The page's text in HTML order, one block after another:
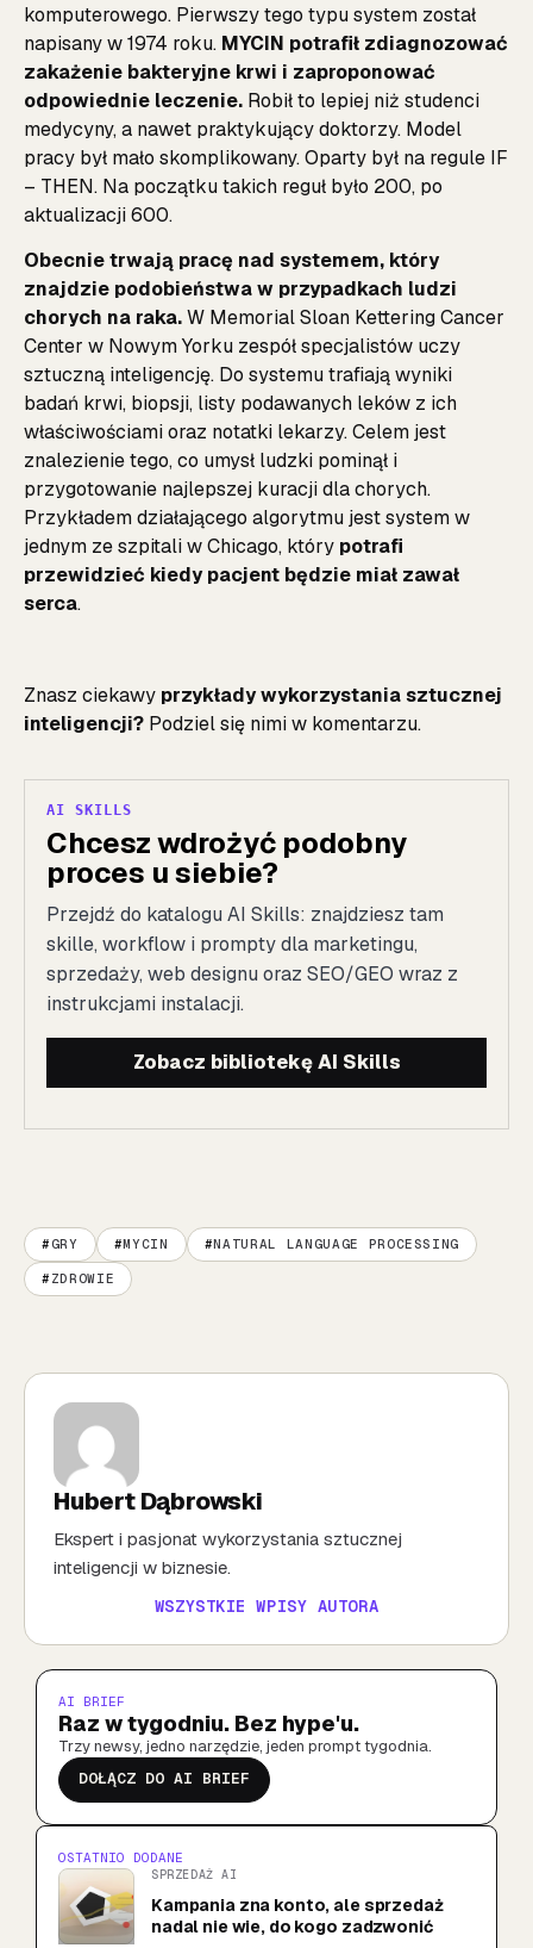
komputerowego. Pierwszy tego typu system został
napisany w 1974 roku. MYCIN potrafił zdiagnozować
zakażenie bakteryjne krwi i zaproponować
odpowiednie leczenie. Robił to lepiej niż studenci
medycyny, a nawet praktykujący doktorzy. Model
pracy był mało skomplikowany. Oparty był na regule IF
– THEN. Na początku takich reguł było 200, po
aktualizacji 600.
Obecnie trwają pracę nad systemem, który
znajdzie podobieństwa w przypadkach ludzi
chorych na raka.W Memorial Sloan Kettering Cancer
Center w Nowym Yorku zespół specjalistów uczy
sztuczną inteligencję. Do systemu trafiają wyniki
badań krwi, biopsji, listy podawanych leków z ich
właściwościami oraz notatki lekarzy. Celem jest
znalezienie tego, co umysł ludzki pominął i
przygotowanie najlepszej kuracji dla chorych.
Przykładem działającego algorytmu jest system w
jednym ze szpitali w Chicago, który potrafi
przewidzieć kiedy pacjent będzie miał zawał
serca.
Znasz ciekawy przykłady wykorzystania sztucznej
inteligencji? Podziel się nimi w komentarzu.
AI SKILLS
Chcesz wdrożyć podobny
proces u siebie?
Przejdź do katalogu AI Skills: znajdziesz tam
skille, workflow i prompty dla marketingu,
sprzedaży, web designu oraz SEO/GEO wraz z
instrukcjami instalacji.
Zobacz bibliotekę AI Skills
GRY MYCIN NATURAL LANGUAGE PROCESSING
ZDROWIE
Hubert Dąbrowski
Ekspert i pasjonat wykorzystania sztucznej
inteligencji w biznesie.
WSZYSTKIE WPISY AUTORA
AI BRIEF
Raz w tygodniu. Bez hype'u.
Trzy newsy, jedno narzędzie, jeden prompt tygodnia.
DOŁĄCZ DO AI BRIEF
OSTATNIO DODANE
SPRZEDAŻ AI
Kampania zna konto, ale sprzedaż
nadal nie wie, do kogo zadzwonić